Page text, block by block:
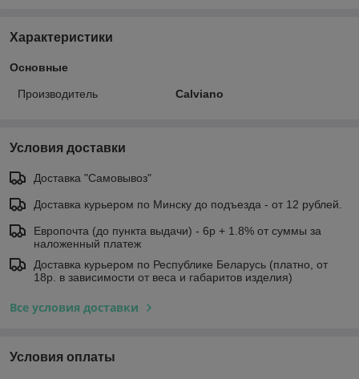
Характеристики
Основные
Производитель Calviano
Условия доставки
Доставка "Самовывоз"
Доставка курьером по Минску до подъезда - от 12 рублей.
Европочта (до пункта выдачи) - 6р + 1.8% от суммы за
наложенный платеж
Доставка курьером по Республике Беларусь (платно, от
18р. в зависимости от веса и габаритов изделия)
Все условия доставки
Условия оплаты